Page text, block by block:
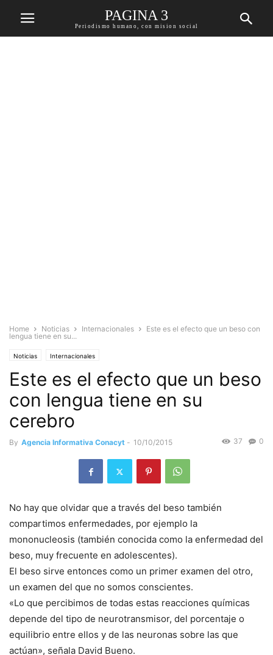
PAGINA 3
Periodismo humano, con mision social
Home Noticias Internacionales
Este es el efecto que un beso con
lengua tiene en su...
Noticias Internacionales
Este es el efecto que un beso
con lengua tiene en su
cerebro
By Agencia Informativa Conacyt - 10/10/2015 0
37
No hay que olvidar que a través del beso también
compartimos enfermedades, por ejemplo la
mononucleosis (también conocida como la enfermedad del
beso, muy frecuente en adolescentes).
El beso sirve entonces como un primer examen del otro,
un examen del que no somos conscientes.
«Lo que percibimos de todas estas reacciones químicas
depende del tipo de neurotransmisor, del porcentaje o
equilibrio entre ellos y de las neuronas sobre las que
actúan», señala David Bueno.